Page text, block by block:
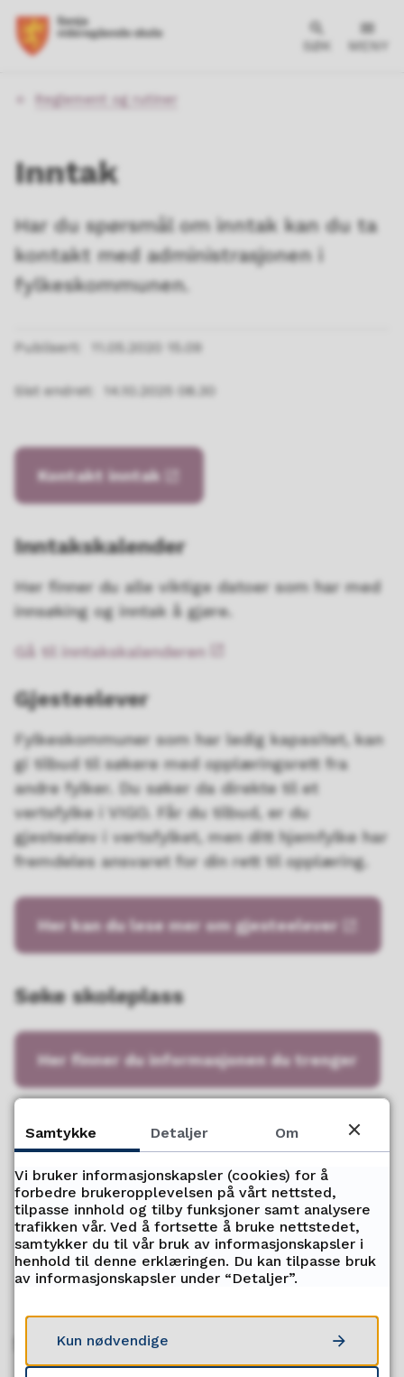
SØK MENY
Du
Reglement og rutiner
Inntak
Har du spørsmål om inntak kan du ta
kontakt med administrasjonen i
fylkeskommunen.
Publisert 11.05.2020 15.09
Sist endret 14.10.2025 08.30
Kontakt inntak
Inntakskalender
Her finner du alle viktige datoer som har med
innsøking og inntak å gjøre.
Gå til inntakskalenderen
Gjesteelever
Fylkeskommuner som har ledig kapasitet, kan
gi tilbud til søkere med opplæringsrett fra
andre fylker. Du søker da direkte til et
vertsfylke i VIGO. Får du tilbud, er du
gjesteelev i vertsfylket, men ditt hjemfylke har
fremdeles ansvaret for din rett til opplæring.
Her kan du lese mer om gjesteelever
Søke skoleplass
Her finner du informasjonen du trenger
Fant du det du lette etter?
Ja Nei
Servicetorget
Samtykke Detaljer Om
Vi bruker informasjonskapsler (cookies) for å
forbedre brukeropplevelsen på vårt nettsted,
tilpasse innhold og tilby funksjoner samt analysere
trafikken vår. Ved å fortsette å bruke nettstedet,
samtykker du til vår bruk av informasjonskapsler i
henhold til denne erklæringen. Du kan tilpasse bruk
av informasjonskapsler under “Detaljer”.
Kun nødvendige